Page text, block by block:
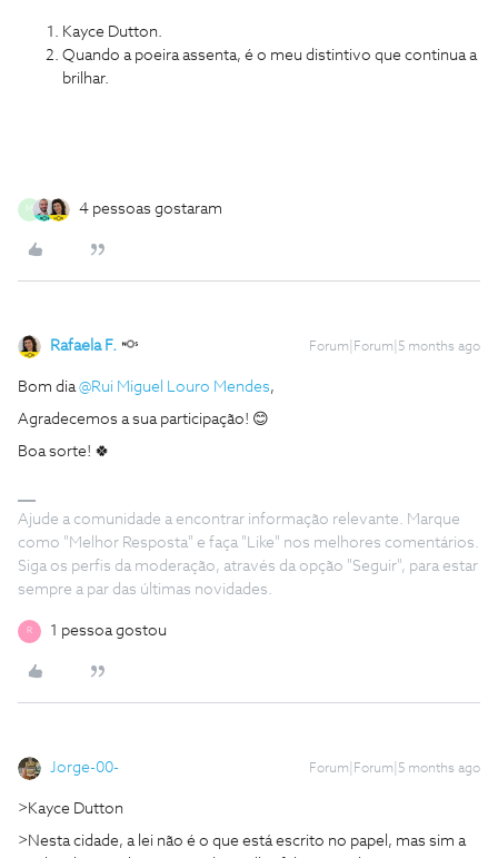
Kayce Dutton.
Quando a poeira assenta, é o meu distintivo que continua a
brilhar.
M 4 pessoas gostaram
Rafaela F. Forum|Forum|5 months ago
Bom dia ​@Rui Miguel Louro Mendes,
Agradecemos a sua participação! 😊
Boa sorte! 🍀
Ajude a comunidade a encontrar informação relevante. Marque
como "Melhor Resposta" e faça "Like" nos melhores comentários.
Siga os perfis da moderação, através da opção "Seguir", para estar
sempre a par das últimas novidades.
R 1 pessoa gostou
Jorge-00- Forum|Forum|5 months ago
>Kayce Dutton
>Nesta cidade, a lei não é o que está escrito no papel, mas sim a